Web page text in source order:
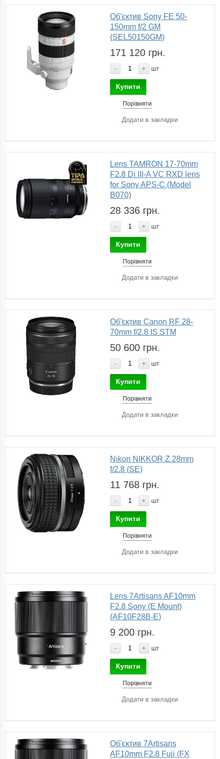
Об'єктив Sony FE 50-
150mm f/2 GM
(SEL50150GM)
171 120 грн.
- + шт
Купити
Порівняти
Додати в закладки
Lens TAMRON 17-70mm
F2.8 Di III-A VC RXD lens
for Sony APS-C (Model
B070)
28 336 грн.
- + шт
Купити
Порівняти
Додати в закладки
Об'єктив Canon RF 28-
70mm f/2.8 IS STM
50 600 грн.
- + шт
Купити
Порівняти
Додати в закладки
Nikon NIKKOR Z 28mm
f/2.8 (SE)
11 768 грн.
- + шт
Купити
Порівняти
Додати в закладки
Lens 7Artisans AF10mm
F2.8 Sony (E Mount)
(AF10F28B-E)
9 200 грн.
- + шт
Купити
Порівняти
Додати в закладки
Об'єктив 7Artisans
AF10mm F2.8 Fuji (FX